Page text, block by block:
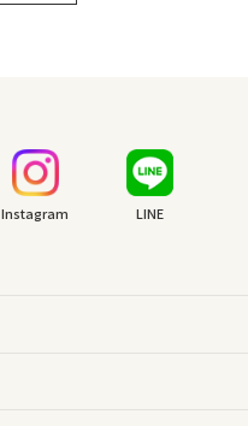
Instagram LINE